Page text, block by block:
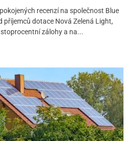
recenzí na společnost Blue
příjemců dotace Nová Zelená Light,
zálohy a na...